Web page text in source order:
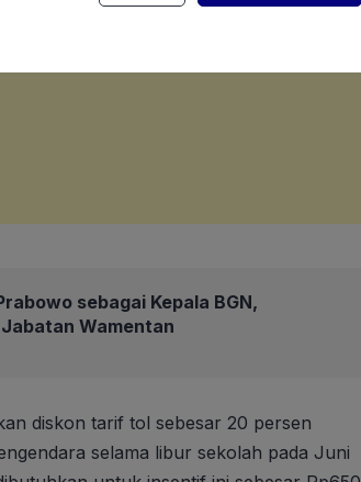
sebagai Kepala BGN,
Wamentan
diskon tarif tol sebesar 20 persen
selama libur sekolah pada Juni